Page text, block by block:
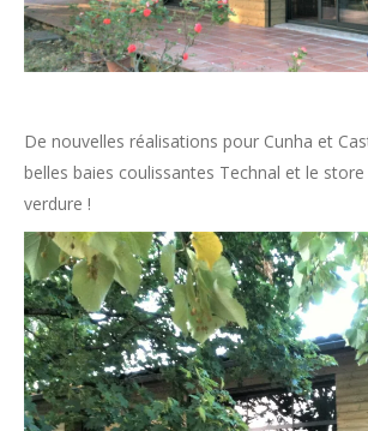
De nouvelles réalisations pour Cunha et
belles baies coulissantes Technal et le
verdure !